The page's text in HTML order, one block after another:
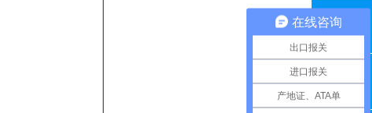
QQ咨询
联系电话
在线咨询
出口报关
进口报关
产地证、ATA单